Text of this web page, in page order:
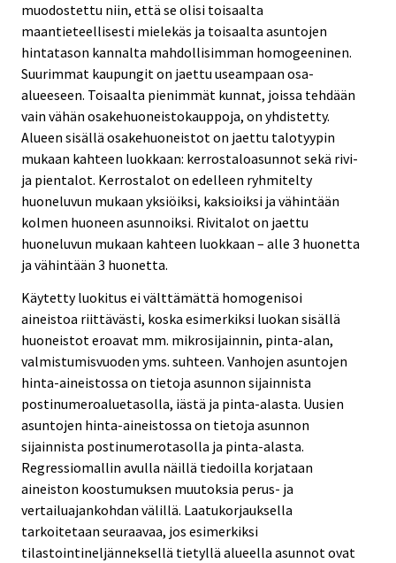
muodostettu niin, että se olisi toisaalta
maantieteellisesti mielekäs ja toisaalta asuntojen
hintatason kannalta mahdollisimman homogeeninen.
Suurimmat kaupungit on jaettu useampaan osa-
alueeseen. Toisaalta pienimmät kunnat, joissa tehdään
vain vähän osakehuoneistokauppoja, on yhdistetty.
Alueen sisällä osakehuoneistot on jaettu talotyypin
mukaan kahteen luokkaan: kerrostaloasunnot sekä rivi-
ja pientalot. Kerrostalot on edelleen ryhmitelty
huoneluvun mukaan yksiöiksi, kaksioiksi ja vähintään
kolmen huoneen asunnoiksi. Rivitalot on jaettu
huoneluvun mukaan kahteen luokkaan – alle 3 huonetta
ja vähintään 3 huonetta.
Käytetty luokitus ei välttämättä homogenisoi
aineistoa riittävästi, koska esimerkiksi luokan sisällä
huoneistot eroavat mm. mikrosijainnin, pinta-alan,
valmistumisvuoden yms. suhteen. Vanhojen asuntojen
hinta-aineistossa on tietoja asunnon sijainnista
postinumeroaluetasolla, iästä ja pinta-alasta. Uusien
asuntojen hinta-aineistossa on tietoja asunnon
sijainnista postinumerotasolla ja pinta-alasta.
Regressiomallin avulla näillä tiedoilla korjataan
aineiston koostumuksen muutoksia perus- ja
vertailuajankohdan välillä. Laatukorjauksella
tarkoitetaan seuraavaa, jos esimerkiksi
tilastointineljänneksellä tietyllä alueella asunnot ovat